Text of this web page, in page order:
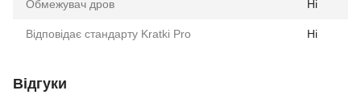
Обмежувач дров Ні
Відповідає стандарту Kratki Pro Ні
Відгуки